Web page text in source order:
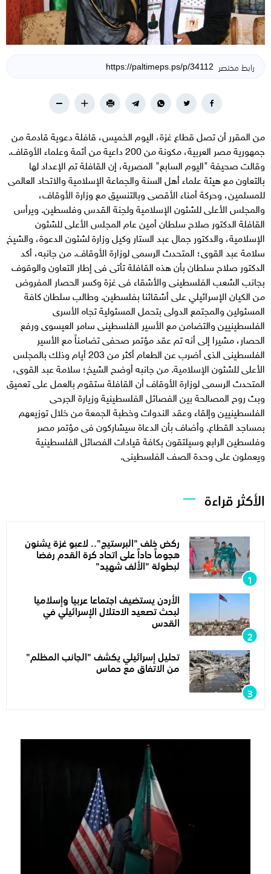
رابط مختصر
من المقرر أن تصل قطاع غزة، اليوم الخميس، قافلة دعوية قادمة من
جمهورية مصر العربية، مكونة من 200 داعية من أئمة وعلماء الأوقاف.
وقالت صحيفة "اليوم السابع" المصرية، إن القافلة تم الإعداد لها
بالتعاون مع هيئة علماء أهل السنة والجماعة الإسلامية والاتحاد العالمى
للمسلمين، وحركة أمناء الأقصى وبالتنسيق مع وزارة الأوقاف،
والمجلس الأعلى للشئون الإسلامية ولجنة القدس وفلسطين. ويرأس
القافلة الدكتور صلاح سلطان أمين عام المجلس الأعلى للشئون
الإسلامية، والدكتور جمال عبد الستار وكيل وزارة لشئون الدعوة، والشيخ
سلامة عبد القوى؛ المتحدث الرسمى لوزارة الأوقاف. من جانبه، أكد
الدكتور صلاح سلطان بأن هذه القافلة تأتى فى إطار التعاون والوقوف
بجانب الشعب الفلسطينى والأشقاء فى غزة وكسر الحصار المفروض
من الكيان الإسرائيلي على أشقائنا بفلسطين. وطالب سلطان كافة
المسئولين والمجتمع الدولى بتحمل المسئولية تجاه الأسرى
الفلسطينيين والتضامن مع الأسير الفلسطينى سامر العيسوى ورفع
الحصار، مشيرا إلى أنه تم عقد مؤتمر صحفى تضامناً مع الأسير
الفلسطينى الذى أضرب عن الطعام أكثر من 203 أيام وذلك بالمجلس
الأعلى للشئون الإسلامية. من جانبه أوضح الشيخ؛ سلامة عبد القوى،
المتحدث الرسمى لوزارة الأوقاف أن القافلة ستقوم بالعمل على تعميق
وبث روح المصالحة بين الفصائل الفلسطينية وزيارة الجرحى
الفلسطينيين وإلقاء وعقد الندوات وخطبة الجمعة من خلال توزيعهم
بمساجد القطاع. وأضاف بأن الدعاة سيشاركون فى مؤتمر مصر
وفلسطين الرابع وسيلتقون بكافة قيادات الفصائل الفلسطينية
ويعملون على وحدة الصف الفلسطينى.
الأكثر قراءة
ركض خلف "البرستيج".. لاعبو غزة يشنون
هجوماً حاداً على اتحاد كرة القدم رفضا
لبطولة "الألف شهيد"
الأردن يستضيف اجتماعا عربيا وإسلاميا
لبحث تصعيد الاحتلال الإسرائيلي في
القدس
تحليل إسرائيلي يكشف "الجانب المظلم"
من الاتفاق مع حماس